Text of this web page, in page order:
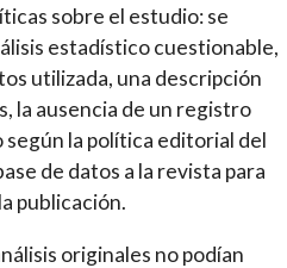
sobre el estudio: se
estadístico cuestionable,
utilizada, una descripción
la ausencia de un registro
la política editorial del
de datos a la revista para
publicación.
originales no podían